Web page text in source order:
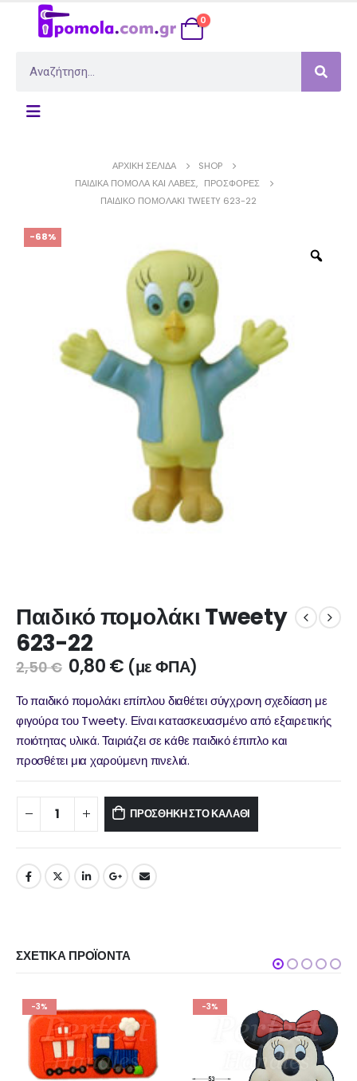
0
ΑΡΧΙΚΉ ΣΕΛΊΔΑ
SHOP
ΠΑΙΔΙΚΆ ΠΟΜΟΛΑ ΚΑΙ ΛΑΒΈΣ, ΠΡΟΣΦΟΡΈΣ
ΠΑΙΔΙΚΌ ΠΟΜΟΛΆΚΙ TWEETY 623-22
-68%
Παιδικό πομολάκι Tweety
623-22
2,50€ 0,80€ (με ΦΠΑ)
Το παιδικό πομολάκι επίπλου διαθέτει σύγχρονη σχεδίαση με
φιγούρα του Tweety. Είναι κατασκευασμένο από εξαιρετικής
ποιότητας υλικά. Ταιριάζει σε κάθε παιδικό έπιπλο και
προσθέτει μια χαρούμενη πινελιά.
ΠΡΟΣΘΉΚΗ ΣΤΟ ΚΑΛΆΘΙ
ΣΧΕΤΙΚΆ ΠΡΟΪΌΝΤΑ
-3% -3%